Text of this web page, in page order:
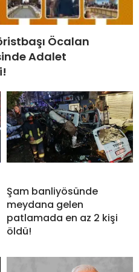
Öcalan
Adalet
Şam banliyösünde
meydana gelen
patlamada en az 2 kişi
öldü!